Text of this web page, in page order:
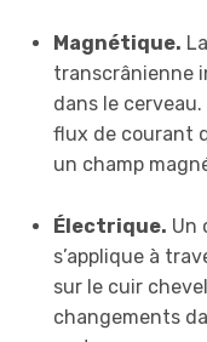
Magnétique.
transcrânienne
dans le
flux de courant
un champ
Électrique. Un
s’applique à
sur le cuir
changements